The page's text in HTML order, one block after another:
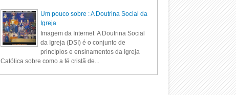
Um pouco sobre : A Doutrina Social da
Igreja
Imagem da Internet A Doutrina Social
da Igreja (DSI) é o conjunto de
princípios e ensinamentos da Igreja
Católica sobre como a fé cristã de...